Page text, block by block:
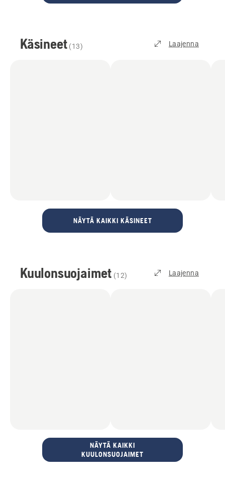
Käsineet (13) Laajenna
NÄYTÄ KAIKKI KÄSINEET
Kuulonsuojaimet (12) Laajenna
NÄYTÄ KAIKKI
KUULONSUOJAIMET